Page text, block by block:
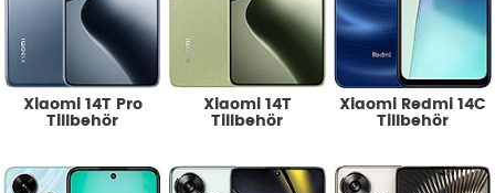
Xiaomi 14T Pro
Tillbehör
Xiaomi 14T
Tillbehör
Xiaomi Redmi 14C
Tillbehör